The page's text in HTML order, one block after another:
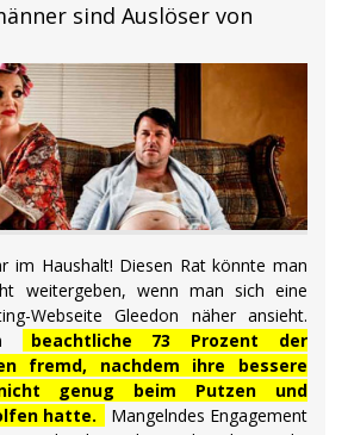
sind Auslöser von
im Haushalt! Diesen Rat könnte man
weitergeben, wenn man sich eine
Webseite Gleedon näher ansieht.
beachtliche 73 Prozent der
fremd, nachdem ihre bessere
genug beim Putzen und
hatte.
Mangelndes Engagement